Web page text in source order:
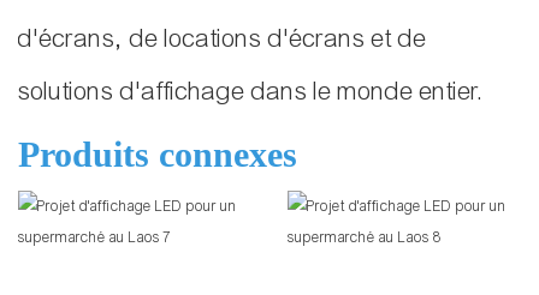
d'écrans, de locations d'écrans et de
solutions d'affichage dans le monde entier.
Produits connexes